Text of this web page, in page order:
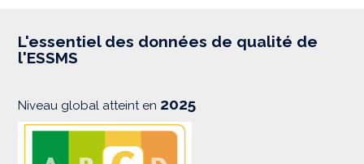
s
i
L'essentiel des données de qualité de
l'ESSMS
Niveau global atteint en 2025